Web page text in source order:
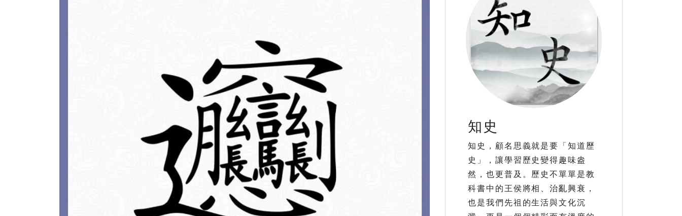
知史
知史，顧名思義就是要「知道歷
史」，讓學習歷史變得趣味盎
然，也更普及。歷史不單單是教
科書中的王侯將相、治亂興衰，
也是我們先祖的生活與文化沉